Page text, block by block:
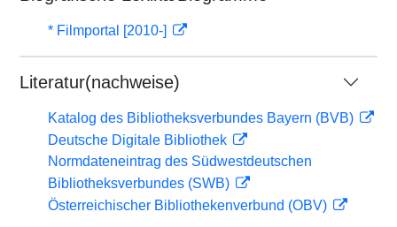
* Filmportal [2010-]
Literatur(nachweise)
Katalog des Bibliotheksverbundes Bayern (BVB)
Deutsche Digitale Bibliothek
Normdateneintrag des Südwestdeutschen
Bibliotheksverbundes (SWB)
Österreichischer Bibliothekenverbund (OBV)